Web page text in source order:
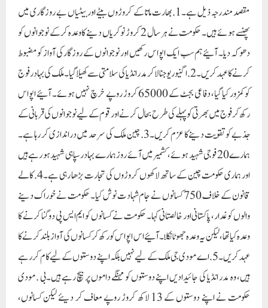
ہمارے 20 فوجی شہید ہوئے، کشمیر میں آئے روز ہمارے بہادر سپاہی شہید ہو رہے ہیں
اور ہماری حکومت چین کے ساتھ لاکھوں کروڑوں کی تجارت بڑھا رہی ہے۔4. کالے
قانون کے خلاف 750 کسانوں نے جام شہادت نوش کیا۔ حکومت نے خوراک دینے
والوں کو غدار، پاکستانی اور خالصتانی کہا۔ حکومت نے کسانوں کو ایم ایس پی دوگنا کرنے کا
وعدہ کیا تھا، لیکن یہ وعدہ جھوٹا نکلا۔ آئیے اس اپواس کو رکھ کر کسانوں کی آواز بلند کرنے کا
عہد کریں۔5. اے مودی جی ملک کے لیے نہیں بلکہ اپنے دوستوں کے لیے کام کر رہے
ہیں، وہ مدر انڈیا کی جائیدادیں اپنے دوستوں کو مہنگے داموں پر بیچ رہے ہیں۔بی . مودی
حکومت نے اپنے دوستوں کے 13 لاکھ کروڑ روپے معاف کر دیئے لیکن کسانوں،
نوجوانوں اور خواتین کے قرض معاف نہیں کئے۔سی . ہندوستان دنیا کی پانچویں بڑی
معیشت ہے۔ لیکن فی کس آمدنی کے لحاظ سے ہندوستان کا نمبر 109 ہے۔ ملک کے 81
کروڑ لوگ ہر ماہ 5 کلو راشن کے لیے لائن میں کھڑے ہیں۔ 1 فیصد لوگ ملک کی 80
فیصد دولت کے مالک ہیں، جس کا واضح مطلب ہے کہ بھارت ماتا کے کروڑوں بچے ناخوش
ہیں۔ آپ کی غیر موجودگی میں زندگی جینے پر مجبور ہوں۔ امیر امیر تر اور غریب غریب تر
ہوتا جا رہا ہے۔ ملک کے 23 کروڑ لوگ یومیہ 40 روپے کی آمدنی پر گزارہ کر رہے ہیں۔
ملکی معیشت 5 کھرب روپے ہو جائے یا 50 کھرب روپے، غریبوں کا حصہ کیا ہوگا؟ ڈی